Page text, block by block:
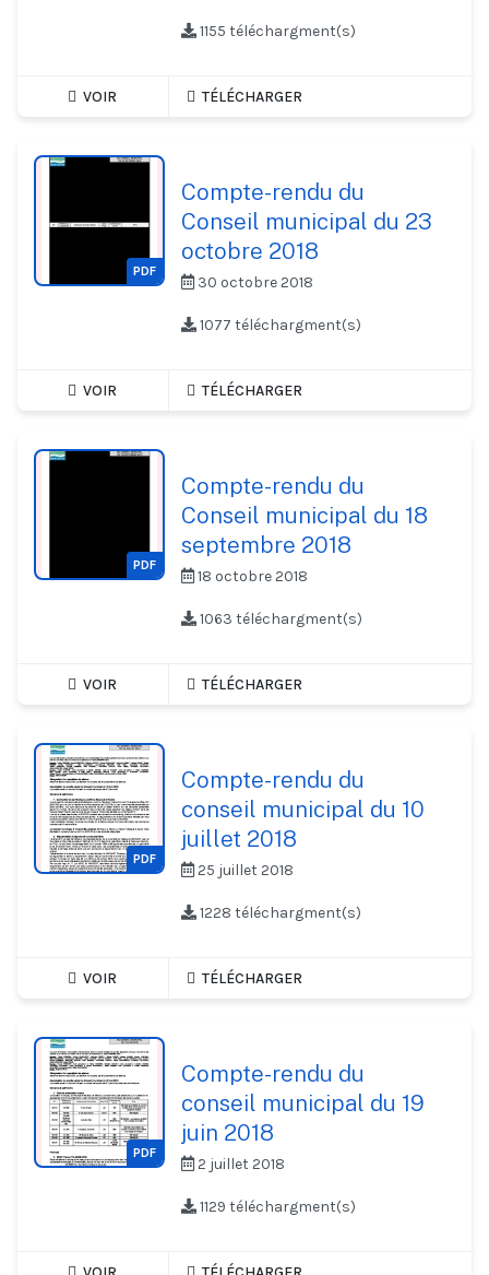
1155 téléchargment(s)
VOIR TÉLÉCHARGER
PDF
Compte-rendu du
Conseil municipal du 23
octobre 2018
30 octobre 2018
1077 téléchargment(s)
VOIR TÉLÉCHARGER
PDF
Compte-rendu du
Conseil municipal du 18
septembre 2018
18 octobre 2018
1063 téléchargment(s)
VOIR TÉLÉCHARGER
PDF
Compte-rendu du
conseil municipal du 10
juillet 2018
25 juillet 2018
1228 téléchargment(s)
VOIR TÉLÉCHARGER
PDF
Compte-rendu du
conseil municipal du 19
juin 2018
2 juillet 2018
1129 téléchargment(s)